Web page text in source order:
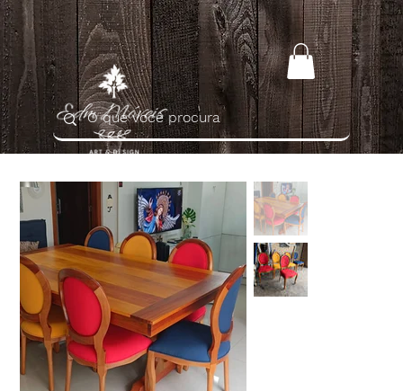
Home >
Cadeira Medalhão em Madeira Maciça e Tecido de Linho